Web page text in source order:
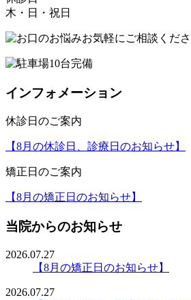
木・日・祝日
インフォメーション
休診日のご案内
【8月の休診日、診療日のお知らせ】
矯正日のご案内
【8月の矯正日のお知らせ】
当院からのお知らせ
2026.07.27
【8月の矯正日のお知らせ】
2026.07.27